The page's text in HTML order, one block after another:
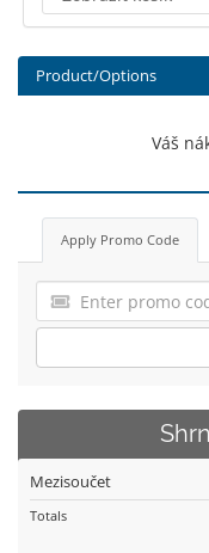
Product/Options
Váš
Apply Promo Code
Mezisoučet
Totals